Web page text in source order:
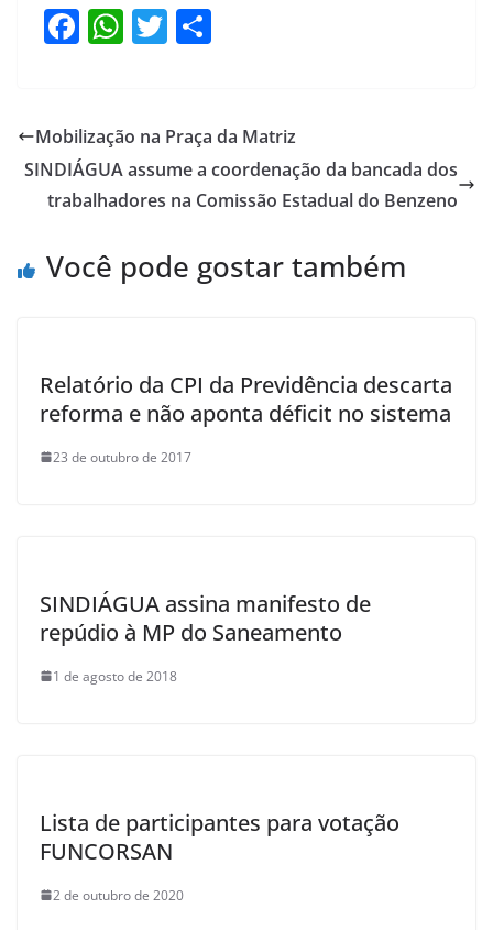
F
e
b
o
k
W
s
A
p
T
er e
Mobilização na Praça da Matriz
SINDIÁGUA assume a coordenação da bancada dos
trabalhadores na Comissão Estadual do Benzeno
Você pode gostar também
Relatório da CPI da Previdência descarta
reforma e não aponta déficit no sistema
23 de outubro de 2017
SINDIÁGUA assina manifesto de
repúdio à MP do Saneamento
1 de agosto de 2018
Lista de participantes para votação
FUNCORSAN
2 de outubro de 2020